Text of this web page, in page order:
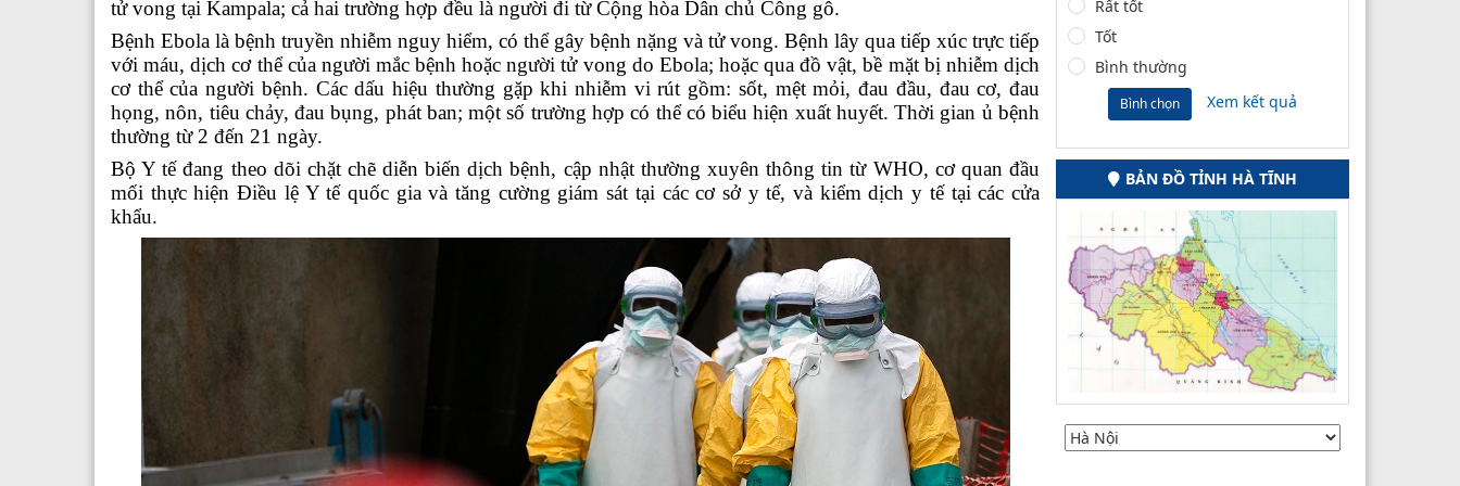
tử vong tại Kampala; cả hai trường hợp đều là người đi từ Cộng hòa Dân chủ Công gô.
Bệnh Ebola là bệnh truyền nhiễm nguy hiểm, có thể gây bệnh nặng và tử vong. Bệnh lây qua tiếp xúc trực tiếp
với máu, dịch cơ thể của người mắc bệnh hoặc người tử vong do Ebola; hoặc qua đồ vật, bề mặt bị nhiễm dịch
cơ thể của người bệnh. Các dấu hiệu thường gặp khi nhiễm vi rút gồm: sốt, mệt mỏi, đau đầu, đau cơ, đau
họng, nôn, tiêu chảy, đau bụng, phát ban; một số trường hợp có thể có biểu hiện xuất huyết. Thời gian ủ bệnh
thường từ 2 đến 21 ngày.
Bộ Y tế đang theo dõi chặt chẽ diễn biến dịch bệnh, cập nhật thường xuyên thông tin từ WHO, cơ quan đầu
mối thực hiện Điều lệ Y tế quốc gia và tăng cường giám sát tại các cơ sở y tế, và kiểm dịch y tế tại các cửa
khẩu.
Rất tốt
Tốt
Bình thường
Bình chọn Xem kết quả
BẢN ĐỒ TỈNH HÀ TĨNH